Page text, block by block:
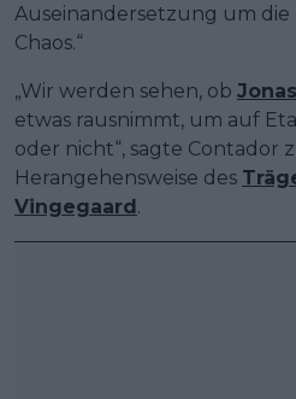
Auseinandersetzung um
Chaos.“
„Wir werden sehen, ob
etwas rausnimmt, um auf
oder nicht“, sagte Contador
Herangehensweise des
Vingegaard.